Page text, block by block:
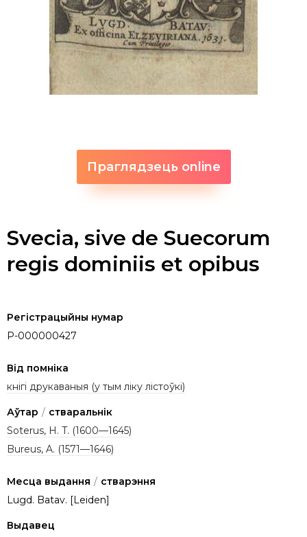
Праглядзець online
Svecia, sive de Suecorum
regis dominiis et opibus
Регістрацыйны нумар
P-000000427
Від помніка
кнігі друкаваныя (у тым ліку лістоўкі)
Аўтар / стваральнік
Soterus, H. T. (1600—1645)
Bureus, A. (1571—1646)
Месца выдання / стварэння
Lugd. Batav. [Leiden]
Выдавец